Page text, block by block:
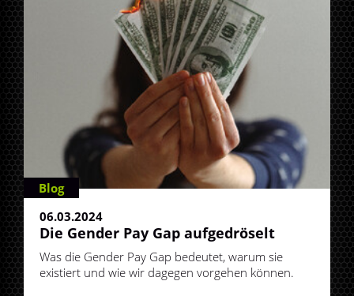
Blog
06.03.2024
Die Gender Pay Gap aufgedröselt
Was die Gender Pay Gap bedeutet, warum sie
existiert und wie wir dagegen vorgehen können.